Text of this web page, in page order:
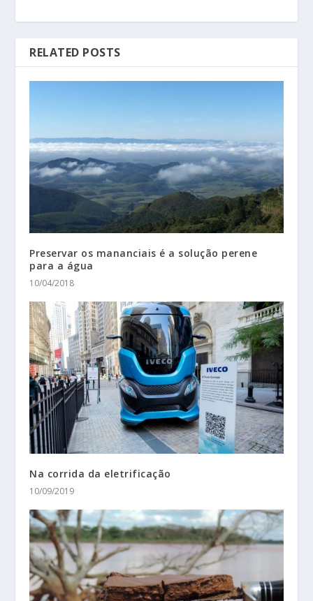
RELATED POSTS
Preservar os mananciais é a solução perene
para a água
10/04/2018
Na corrida da eletrificação
10/09/2019